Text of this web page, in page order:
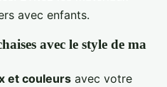
avec enfants.
avec le style de ma
et couleurs avec votre